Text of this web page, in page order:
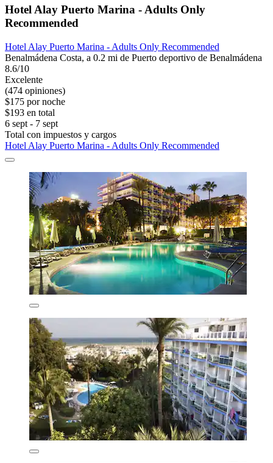
Hotel Alay Puerto Marina - Adults Only
Recommended
Hotel Alay Puerto Marina - Adults Only Recommended
Benalmádena Costa, a 0.2 mi de Puerto deportivo de Benalmádena
8.6/10
Excelente
(474 opiniones)
$175 por noche
$193 en total
6 sept - 7 sept
Total con impuestos y cargos
Hotel Alay Puerto Marina - Adults Only Recommended